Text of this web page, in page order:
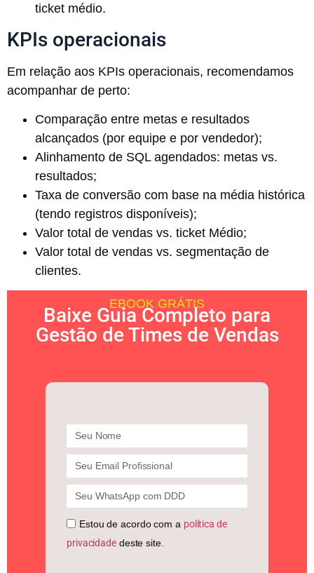
ticket médio.
KPIs operacionais
Em relação aos KPIs operacionais, recomendamos
acompanhar de perto:
Comparação entre metas e resultados
alcançados (por equipe e por vendedor);
Alinhamento de SQL agendados: metas vs.
resultados;
Taxa de conversão com base na média histórica
(tendo registros disponíveis);
Valor total de vendas vs. ticket Médio;
Valor total de vendas vs. segmentação de
clientes.
EBOOK GRÁTIS
Baixe Guia Completo para
Gestão de Times de Vendas
Estou de acordo com a política de
privacidadedeste site.